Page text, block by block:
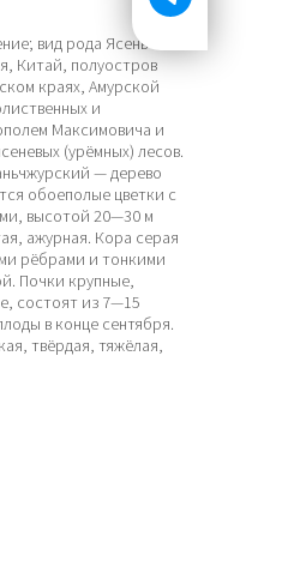
вид рода Ясень
Китай, полуостров
краях, Амурской
и
Максимовича и
(урёмных) лесов.
— дерево
обоеполые цветки с
высотой 20—30 м
ажурная. Кора серая
рёбрами и тонкими
Почки крупные,
состоят из 7—15
в конце сентября.
твёрдая, тяжёлая,